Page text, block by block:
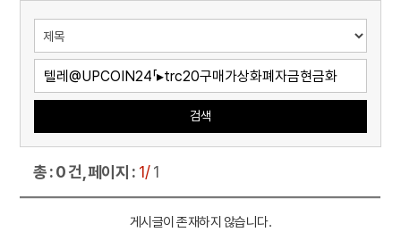
검색
총 : 0 건, 페이지 : 1/1
게시글이 존재하지 않습니다.